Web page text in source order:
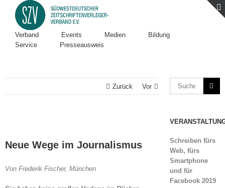
Verband Events Medien
Bildung
Service
Presseausweis
Zurück Vor
Bild
Neue Wege im Journalismus
Von Frederik Fischer, München
Schreiben fürs
Web, fürs
Smartphone
und für
Facebook 2019